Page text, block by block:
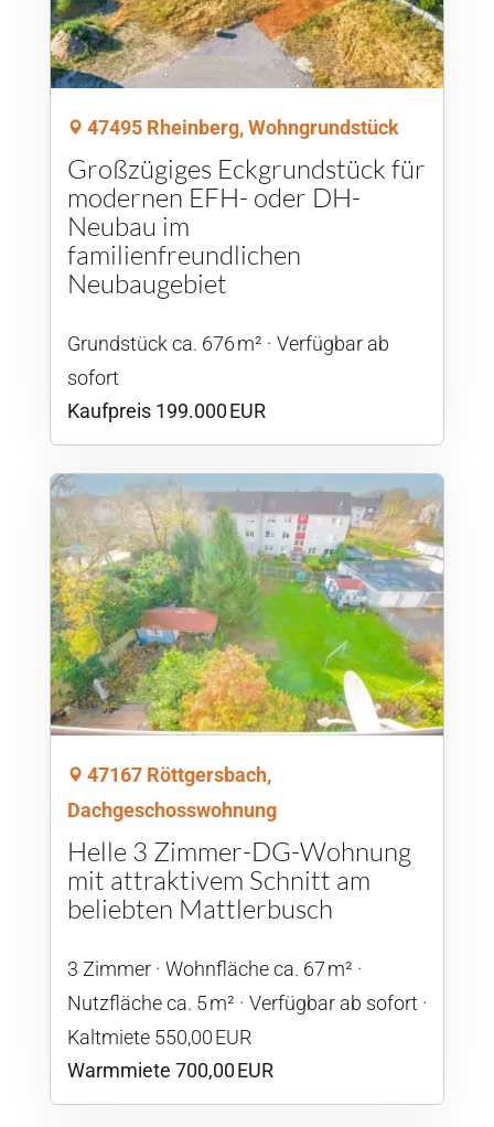
47495 Rheinberg, Wohngrundstück
Großzügiges Eckgrundstück für
modernen EFH- oder DH-
Neubau im
familienfreundlichen
Neubaugebiet
Grund­stück ca. 676 m²
Verfügbar ab
sofort
Kaufpreis 199.000 EUR
47167 Röttgersbach,
Dachgeschosswohnung
Helle 3 Zimmer-DG-Wohnung
mit attraktivem Schnitt am
beliebten Mattlerbusch
3 Zimmer
Wohnfläche ca. 67 m²
Nutzfläche ca. 5 m²
Verfügbar ab sofort
Kaltmiete 550,00 EUR
Warmmiete 700,00 EUR